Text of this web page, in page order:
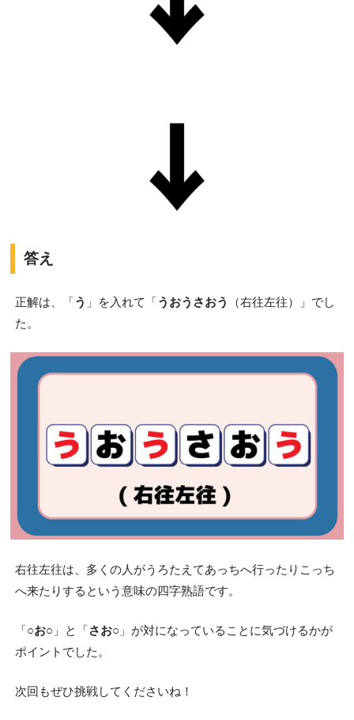
答え
正解は、「う 」を入れて「うおうさおう
（右往左往）」でし
た。
右往左往は、多くの人がうろたえてあっちへ行ったりこっち
へ来たりするという意味の四字熟語です。
「○お○ 」と「さお○ 」が対になっていることに気づけるかが
ポイントでした。
次回もぜひ挑戦してくださいね！